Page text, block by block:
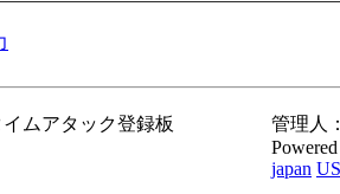
ムアタック登録板
管理人
japan